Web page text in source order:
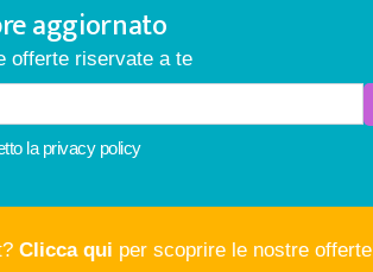
aggiornato
offerte riservate a te
la privacy policy
Clicca qui per scoprire le nostre